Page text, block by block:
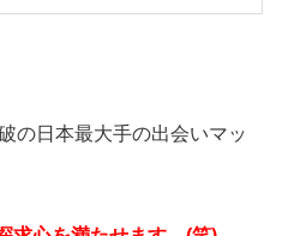
の日本最大手の出会いマッ